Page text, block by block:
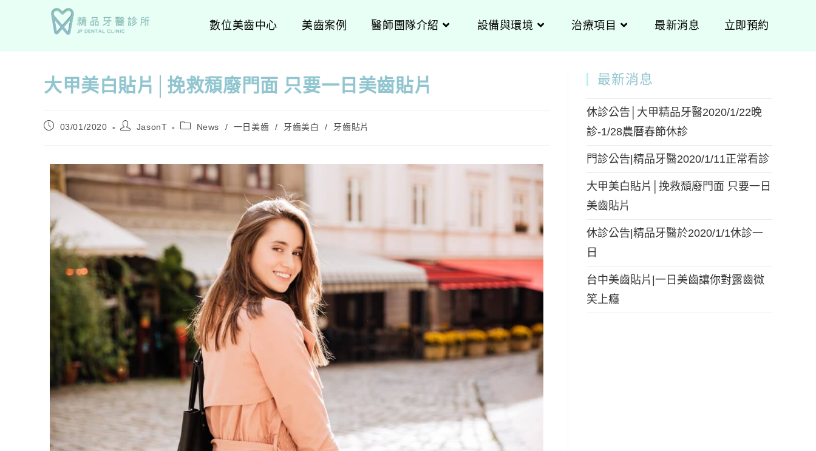
數位美齒中心 美齒案例 醫師團隊介紹 設備與環境 治療項目 最新消息 立即預約
大甲美白貼片│挽救頹廢門面 只要一日美齒貼片
03/01/2020 JasonT News / 一日美齒 / 牙齒美白 / 牙齒貼片
最新消息
休診公告│大甲精品牙醫2020/1/22晚
診-1/28農曆春節休診
門診公告|精品牙醫2020/1/11正常看診
大甲美白貼片│挽救頹廢門面 只要一日
美齒貼片
休診公告|精品牙醫於2020/1/1休診一
日
台中美齒貼片|一日美齒讓你對露齒微
笑上癮